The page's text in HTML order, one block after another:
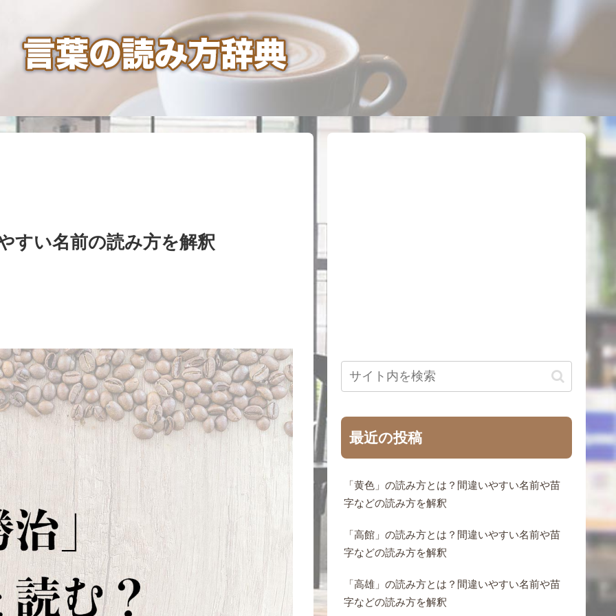
すい名前の読み方を解釈
最近の投稿
「黄色」の読み方とは？間違いやすい名前や苗
字などの読み方を解釈
「高館」の読み方とは？間違いやすい名前や苗
字などの読み方を解釈
「高雄」の読み方とは？間違いやすい名前や苗
字などの読み方を解釈